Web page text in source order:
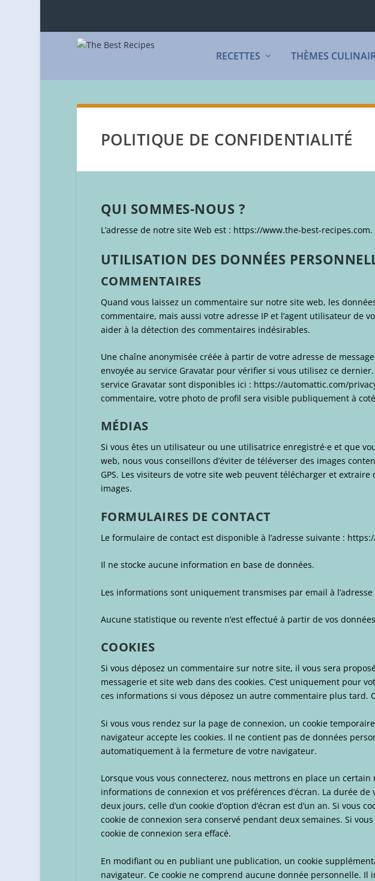
RECETTES THÈMES
POLITIQUE DE CONFIDENTIALITÉ
QUI SOMMES-NOUS ?
L’adresse de notre site Web est : https://www.the-best-recipes.com.
UTILISATION DES DONNÉES
COMMENTAIRES
Quand vous laissez un commentaire sur notre site web, les
commentaire, mais aussi votre adresse IP et l’agent utilisateur de
aider à la détection des commentaires indésirables.
Une chaîne anonymisée créée à partir de votre adresse de
envoyée au service Gravatar pour vérifier si vous utilisez ce
service Gravatar sont disponibles ici : https://automattic.com/
commentaire, votre photo de profil sera visible publiquement à
MÉDIAS
Si vous êtes un utilisateur ou une utilisatrice enregistré·e et que
web, nous vous conseillons d’éviter de téléverser des images
GPS. Les visiteurs de votre site web peuvent télécharger et
images.
FORMULAIRES DE CONTACT
Le formulaire de contact est disponible à l’adresse suivante :
Il ne stocke aucune information en base de données.
Les informations sont uniquement transmises par email à
Aucune statistique ou revente n’est effectué à partir de vos
COOKIES
Si vous déposez un commentaire sur notre site, il vous sera
messagerie et site web dans des cookies. C’est uniquement pour
ces informations si vous déposez un autre commentaire plus tard.
Si vous vous rendez sur la page de connexion, un cookie
navigateur accepte les cookies. Il ne contient pas de données
automatiquement à la fermeture de votre navigateur.
Lorsque vous vous connecterez, nous mettrons en place un
informations de connexion et vos préférences d’écran. La durée de
deux jours, celle d’un cookie d’option d’écran est d’un an. Si vous
cookie de connexion sera conservé pendant deux semaines. Si
cookie de connexion sera effacé.
En modifiant ou en publiant une publication, un cookie
navigateur. Ce cookie ne comprend aucune donnée personnelle. Il